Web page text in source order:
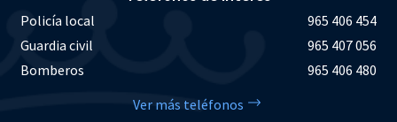
Policía local
965 406 454
Guardia civil
965 407 056
Bomberos
965 406 480
Ver más teléfonos